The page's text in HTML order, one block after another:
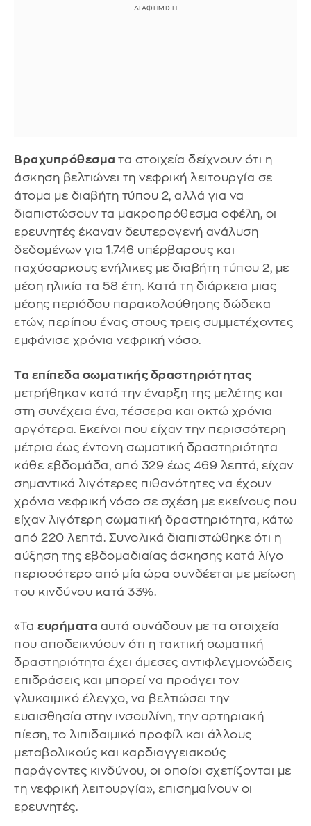
Βραχυπρόθεσμα τα στοιχεία δείχνουν ότι η
άσκηση βελτιώνει τη νεφρική λειτουργία σε
άτομα με διαβήτη τύπου 2, αλλά για να
διαπιστώσουν τα μακροπρόθεσμα οφέλη, οι
ερευνητές έκαναν δευτερογενή ανάλυση
δεδομένων για 1.746 υπέρβαρους και
παχύσαρκους ενήλικες με διαβήτη τύπου 2, με
μέση ηλικία τα 58 έτη. Κατά τη διάρκεια μιας
μέσης περιόδου παρακολούθησης δώδεκα
ετών, περίπου ένας στους τρεις συμμετέχοντες
εμφάνισε χρόνια νεφρική νόσο.
Τα επίπεδα σωματικής δραστηριότητας
μετρήθηκαν κατά την έναρξη της μελέτης και
στη συνέχεια ένα, τέσσερα και οκτώ χρόνια
αργότερα. Εκείνοι που είχαν την περισσότερη
μέτρια έως έντονη σωματική δραστηριότητα
κάθε εβδομάδα, από 329 έως 469 λεπτά, είχαν
σημαντικά λιγότερες πιθανότητες να έχουν
χρόνια νεφρική νόσο σε σχέση με εκείνους που
είχαν λιγότερη σωματική δραστηριότητα, κάτω
από 220 λεπτά. Συνολικά διαπιστώθηκε ότι η
αύξηση της εβδομαδιαίας άσκησης κατά λίγο
περισσότερο από μία ώρα συνδέεται με μείωση
του κινδύνου κατά 33%.
«Τα ευρήματα αυτά συνάδουν με τα στοιχεία
που αποδεικνύουν ότι η τακτική σωματική
δραστηριότητα έχει άμεσες αντιφλεγμονώδεις
επιδράσεις και μπορεί να προάγει τον
γλυκαιμικό έλεγχο, να βελτιώσει την
ευαισθησία στην ινσουλίνη, την αρτηριακή
πίεση, το λιπιδαιμικό προφίλ και άλλους
μεταβολικούς και καρδιαγγειακούς
παράγοντες κινδύνου, οι οποίοι σχετίζονται με
τη νεφρική λειτουργία», επισημαίνουν οι
ερευνητές.